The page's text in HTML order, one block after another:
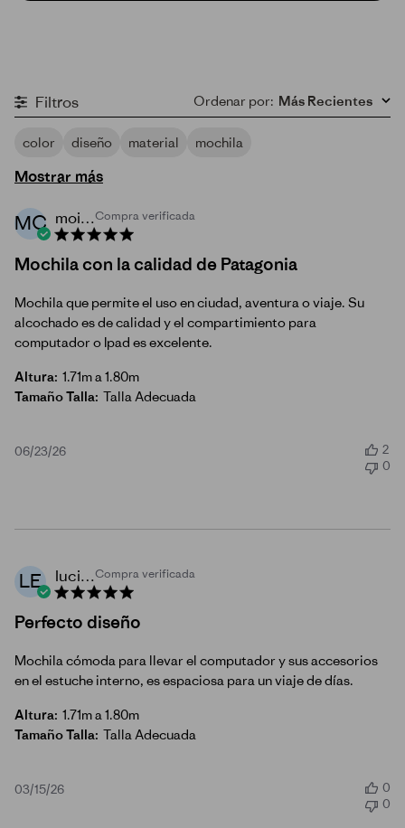
Filtros
color diseño material mochila
Mostrar más
Ordenar por: Más Recientes
MC moises c.Compra verificada
Mochila con la calidad de Patagonia
Mochila que permite el uso en ciudad, aventura o viaje. Su
alcochado es de calidad y el compartimiento para
computador o Ipad es excelente.
Altura: 1.71m a 1.80m
Tamaño Talla: Talla Adecuada
Fecha
06/23/26
2
0
LE lucia e.Compra verificada
Perfecto diseño
Mochila cómoda para llevar el computador y sus accesorios
en el estuche interno, es espaciosa para un viaje de días.
Altura: 1.71m a 1.80m
Tamaño Talla: Talla Adecuada
Fecha
03/15/26
0
0